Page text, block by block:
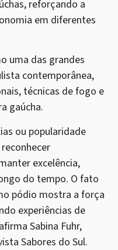
reforçando a
em diferentes
uma das grandes
contemporânea,
técnicas de fogo e
gaúcha.
ou popularidade
excelência,
do tempo. O fato
pódio mostra a força
experiências de
Sabina Fuhr,
Sabores do Sul.